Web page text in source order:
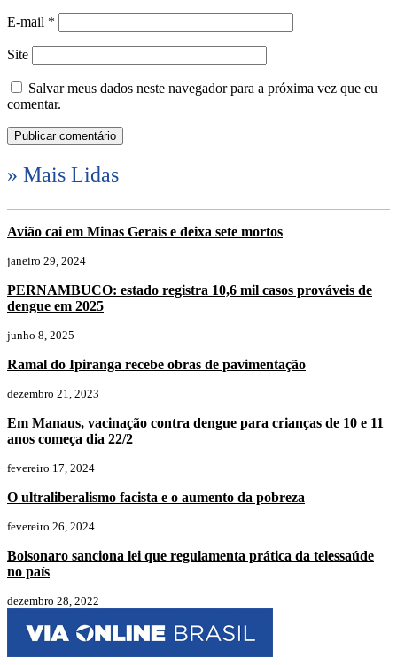
E-mail *
Site
Salvar meus dados neste navegador para a próxima vez que eu
comentar.
» Mais Lidas
Avião cai em Minas Gerais e deixa sete mortos
janeiro 29, 2024
PERNAMBUCO: estado registra 10,6 mil casos prováveis de
dengue em 2025
junho 8, 2025
Ramal do Ipiranga recebe obras de pavimentação
dezembro 21, 2023
Em Manaus, vacinação contra dengue para crianças de 10 e 11
anos começa dia 22/2
fevereiro 17, 2024
O ultraliberalismo facista e o aumento da pobreza
fevereiro 26, 2024
Bolsonaro sanciona lei que regulamenta prática da telessaúde
no país
dezembro 28, 2022